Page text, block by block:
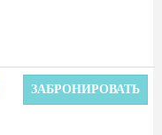
ЗАБРОНИРОВАТЬ